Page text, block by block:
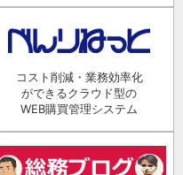
コスト削減・業務効率化
ができるクラウド型の
WEB購買管理システム